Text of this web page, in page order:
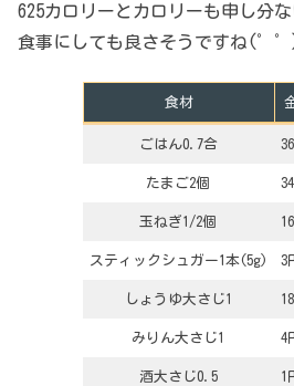
625カロリーとカロリーも申し分
食事にしても良さそうですね(゜゜
食材
ごはん0.7合
たまご2個
玉ねぎ1/2個
スティックシュガー1本(5g) 3
しょうゆ大さじ1
みりん大さじ1 4
酒大さじ0.5 1